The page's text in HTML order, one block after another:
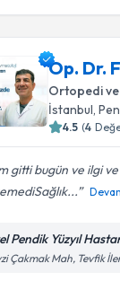
Op. Dr.
Ortopedi
İstanbul,
4.5 (4
gitti bugün ve ilgi
Pendik Yüzyıl
Çakmak Mah, Tevfik